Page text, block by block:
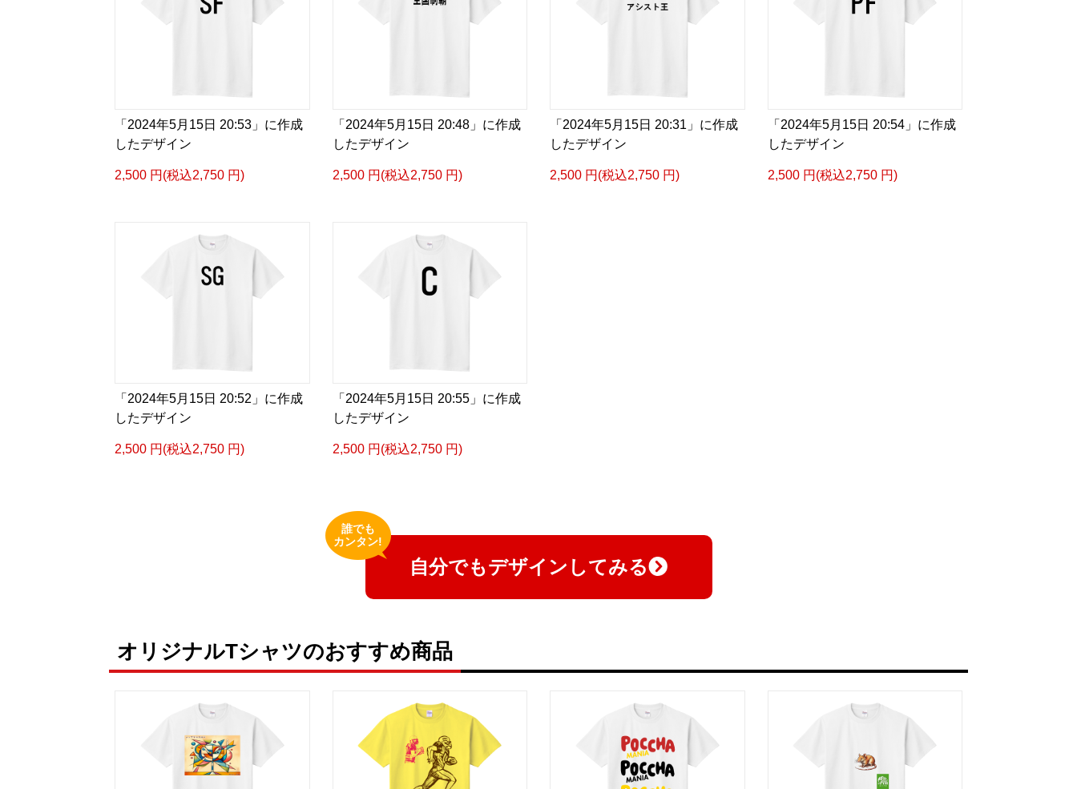
「2024年5月15日 20:53」に作成
したデザイン
2,500 円(税込2,750 円)
「2024年5月15日 20:48」に作成
したデザイン
2,500 円(税込2,750 円)
「2024年5月15日 20:31」に作成
したデザイン
2,500 円(税込2,750 円)
「2024年5月15日 20:54」に作成
したデザイン
2,500 円(税込2,750 円)
「2024年5月15日 20:52」に作成
したデザイン
2,500 円(税込2,750 円)
「2024年5月15日 20:55」に作成
したデザイン
2,500 円(税込2,750 円)
自分でもデザインしてみる
誰でも
カンタン!
オリジナルTシャツのおすすめ商品